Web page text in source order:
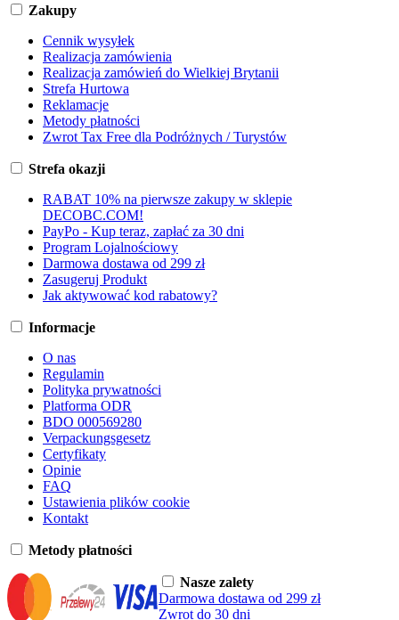
Zakupy
Cennik wysyłek
Realizacja zamówienia
Realizacja zamówień do Wielkiej Brytanii
Strefa Hurtowa
Reklamacje
Metody płatności
Zwrot Tax Free dla Podróżnych / Turystów
Strefa okazji
RABAT 10% na pierwsze zakupy w sklepie
DECOBC.COM!
PayPo - Kup teraz, zapłać za 30 dni
Program Lojalnościowy
Darmowa dostawa od 299 zł
Zasugeruj Produkt
Jak aktywować kod rabatowy?
Informacje
O nas
Regulamin
Polityka prywatności
Platforma ODR
BDO 000569280
Verpackungsgesetz
Certyfikaty
Opinie
FAQ
Ustawienia plików cookie
Kontakt
Metody płatności
Nasze zalety
Darmowa dostawa od 299 zł
Zwrot do 30 dni